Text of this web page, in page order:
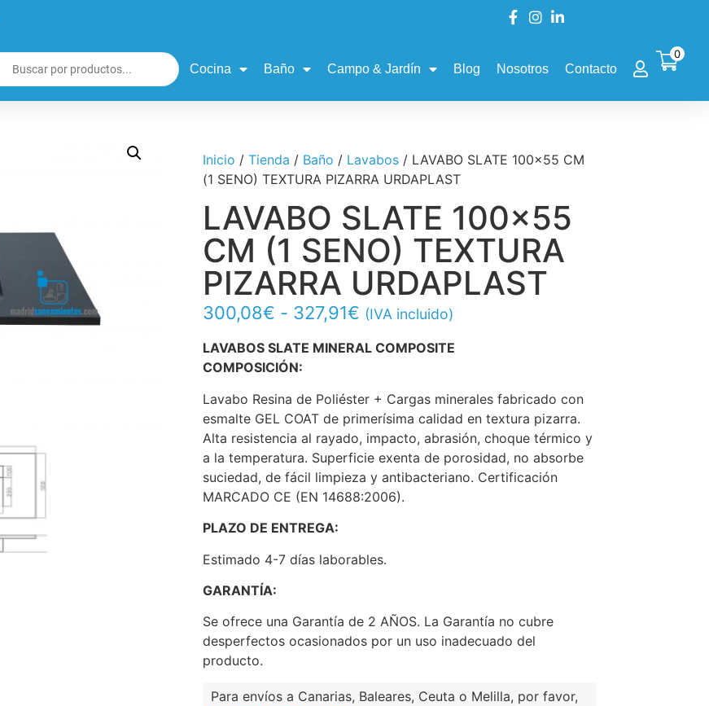
Cocina Baño Campo & Jardín Blog Nosotros Contacto
0
Inicio / Tienda / Baño / Lavabos / LAVABO SLATE 100×55 CM
(1 SENO) TEXTURA PIZARRA URDAPLAST
LAVABO SLATE 100×55
CM (1 SENO) TEXTURA
PIZARRA URDAPLAST
300,08€ - 327,91€ (IVA incluido)
LAVABOS SLATE MINERAL COMPOSITE
COMPOSICIÓN:
Lavabo Resina de Poliéster + Cargas minerales fabricado con
esmalte GEL COAT de primerísima calidad en textura pizarra.
Alta resistencia al rayado, impacto, abrasión, choque térmico y
a la temperatura. Superficie exenta de porosidad, no absorbe
suciedad, de fácil limpieza y antibacteriano. Certificación
MARCADO CE (EN 14688:2006).
PLAZO DE ENTREGA:
Estimado 4-7 días laborables.
GARANTÍA:
Se ofrece una Garantía de 2 AÑOS. La Garantía no cubre
desperfectos ocasionados por un uso inadecuado del
producto.
Para envíos a Canarias, Baleares, Ceuta o Melilla, por favor,